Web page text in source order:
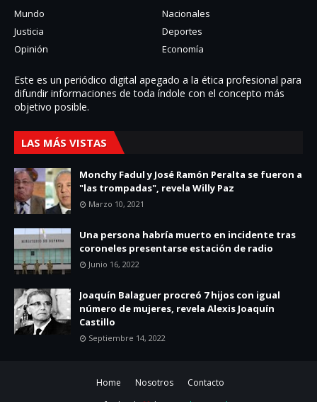
Mundo
Nacionales
Justicia
Deportes
Opinión
Economía
Este es un periódico digital apegado a la ética profesional para
difundir informaciones de toda í­ndole con el concepto más
objetivo posible.
LAS MÁS VISTAS
Monchy Fadul y José Ramón Peralta se fueron a
"las trompadas", revela Willy Paz
Marzo 10, 2021
Una persona habría muerto en incidente tras
coroneles presentarse estación de radio
Junio 16, 2022
Joaquín Balaguer procreó 7 hijos con igual
número de mujeres, revela Alexis Joaquín
Castillo
Septiembre 14, 2022
Home Nosotros
Contacto